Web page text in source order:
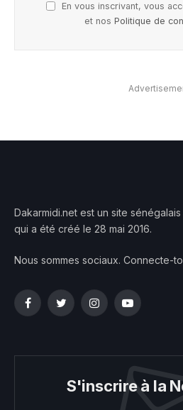
En vous inscrivant, vous
et nos Politique de
Dakarmidi.net est un site
qui a été créé le 28 mai 2016.
Nous sommes sociaux. Connecte-
FacebookTwitterInstagramYouTube
S'inscrire à la